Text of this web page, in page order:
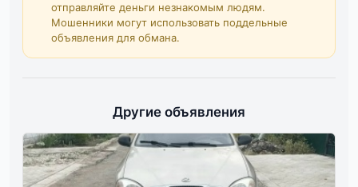
отправляйте деньги незнакомым людям.
Мошенники могут использовать поддельные
объявления для обмана.
Другие объявления